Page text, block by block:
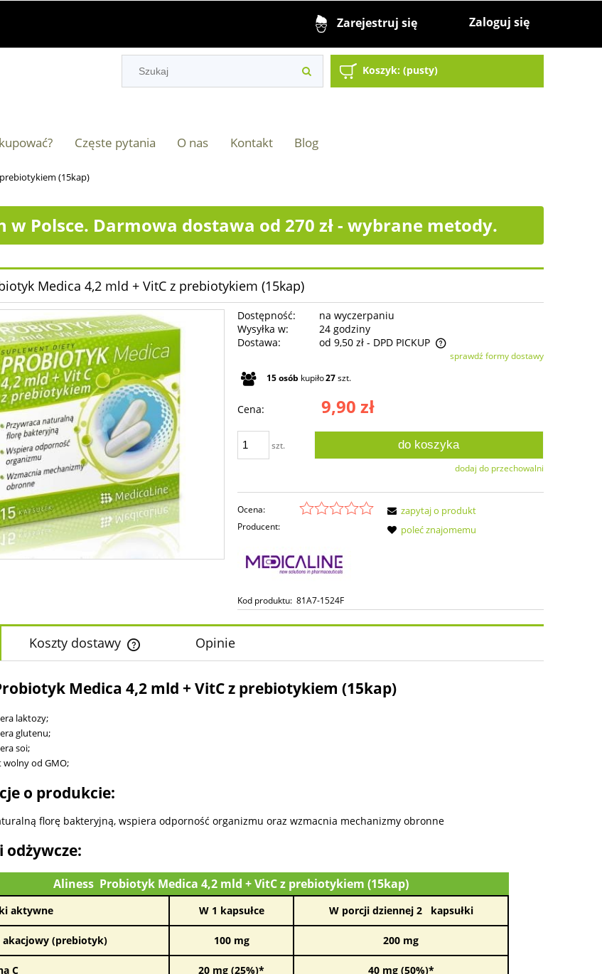
Zarejestruj się Zaloguj się
Koszyk: (pusty)
Częste pytania O nas Kontakt Blog
(15kap)
Polsce. Darmowa dostawa od 270 zł - wybrane metody.
Medica 4,2 mld + VitC z prebiotykiem (15kap)
Dostępność:
na wyczerpaniu
Wysyłka w:
24 godziny
Dostawa:
od 9,50 zł - DPD PICKUP
Cena nie zawiera ewentualnych kosztów
płatności
sprawdź formy dostawy
15osób kupiło27szt.
Cena: 9,90 zł
szt. do koszyka
dodaj do przechowalni
Ocena:
Producent:
Kod produktu: 81A7-1524F
zapytaj o produkt
poleć znajomemu
Koszty dostawy
Cena nie zawiera ewentualnych kosztów
płatności
Opinie
Medica 4,2 mld + VitC z prebiotykiem (15kap)
laktozy;
glutenu;
soi;
od GMO;
o produkcie:
florę bakteryjną, wspiera odporność organizmu oraz wzmacnia mechanizmy obronne
odżywcze:
Aliness Probiotyk Medica 4,2 mld + VitC z prebiotykiem (15kap)
aktywne W 1 kapsułce W porcji dziennej 2 kapsułki
akacjowy (prebiotyk) 100 mg 200 mg
C 20 mg (25%)* 40 mg (50%)*